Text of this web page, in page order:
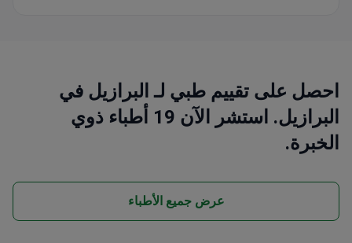
احصل على تقييم طبي لـ البرازيل في
البرازيل. استشر الآن 19 أطباء ذوي
الخبرة.
عرض جميع الأطباء